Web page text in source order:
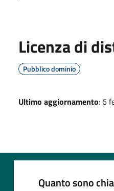
Licenza di
Pubblico dominio
Ultimo aggiornamento: 6
Quanto sono